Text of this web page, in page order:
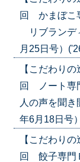
回 かまぼこ
リブランデ
月25日号）
【こだわり
回 ノート専
人の声を聞
年6月18日号
【こだわり
回 餃子専門